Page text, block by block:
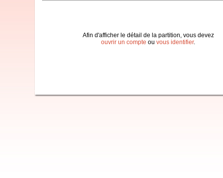
Afin d'afficher le détail de la partition, vous devez
ouvrir un compte ou vous identifier.